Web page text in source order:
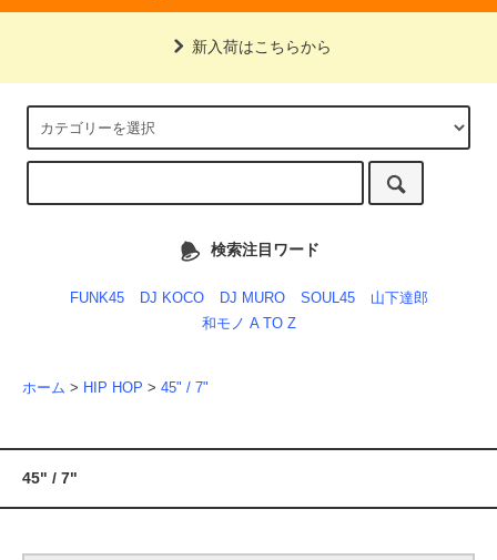
新入荷はこちらから
検索注目ワード
FUNK45 DJ KOCO DJ MURO SOUL45
山下達郎
和モノ A TO Z
ホーム > HIP HOP > 45" / 7"
45" / 7"